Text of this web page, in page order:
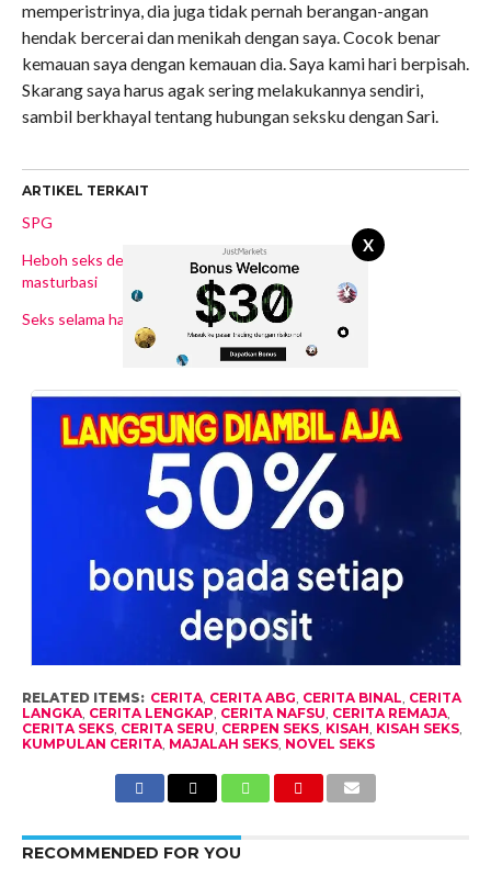
X
memperistrinya, dia juga tidak pernah berangan-angan
hendak bercerai dan menikah dengan saya. Cocok benar
kemauan saya dengan kemauan dia. Saya kami hari berpisah.
Skarang saya harus agak sering melakukannya sendiri,
sambil berkhayal tentang hubungan seksku dengan Sari.
ARTIKEL TERKAIT
SPG
Heboh seks dengan
masturbasi
Seks selama hamil boleh kok
RELATED ITEMS: CERITA, CERITA ABG, CERITA BINAL, CERITA
LANGKA, CERITA LENGKAP, CERITA NAFSU, CERITA REMAJA,
CERITA SEKS, CERITA SERU, CERPEN SEKS, KISAH, KISAH SEKS,
KUMPULAN CERITA, MAJALAH SEKS, NOVEL SEKS
RECOMMENDED FOR YOU